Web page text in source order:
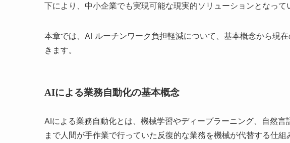
下により、中小企業でも実現可能な現実的ソリューションとなって
本章では、AI ルーチンワーク負担軽減について、基本概念から現
きます。
AIによる業務自動化の基本概念
AIによる業務自動化とは、機械学習やディープラーニング、自然
まで人間が手作業で行っていた反復的な業務を機械が代替する仕